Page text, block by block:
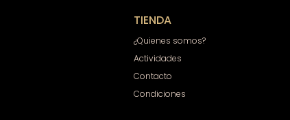
TIENDA
¿Quienes somos?
Actividades
Contacto
Condiciones